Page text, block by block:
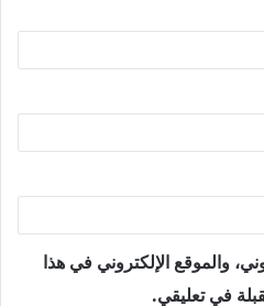
والموقع الإلكتروني في هذا
في تعليقي.